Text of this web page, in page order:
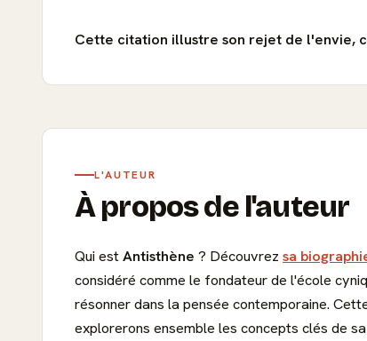
Cette citation illustre son rejet de l'envie,
L'AUTEUR
À propos de l'auteur
Qui estAntisthène ? Découvrez sa
considéré comme le fondateur de l'école
résonner dans la pensée contemporaine.
explorerons ensemble les concepts clés de